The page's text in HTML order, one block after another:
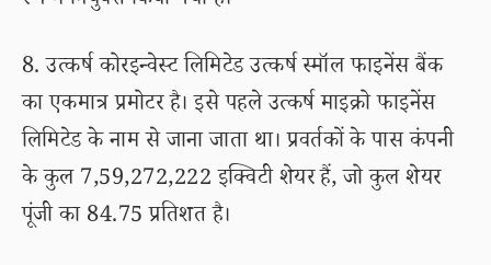
8. उत्कर्ष कोरइन्वेस्ट लिमिटेड उत्कर्ष स्मॉल फाइनेंस बैंक
का एकमात्र प्रमोटर है। इसे पहले उत्कर्ष माइक्रो फाइनेंस
लिमिटेड के नाम से जाना जाता था। प्रवर्तकों के पास कंपनी
के कुल 7,59,272,222 इक्विटी शेयर हैं, जो कुल शेयर
पूंजी का 84.75 प्रतिशत है।